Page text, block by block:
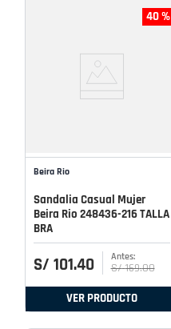
40 %
Beira Rio
Sandalia Casual Mujer
Beira Rio 248436-216 TALLA
BRA
S/ 101.40 S/ 169.00
VER PRODUCTO